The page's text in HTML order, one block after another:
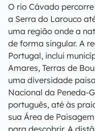
O rio Cávado
a Serra do Larouco
uma região onde a
de forma singular. A
Portugal, inclui
Amares, Terras de
uma diversidade
Nacional da Peneda-
português, até às
sua Área de
para descobrir. A